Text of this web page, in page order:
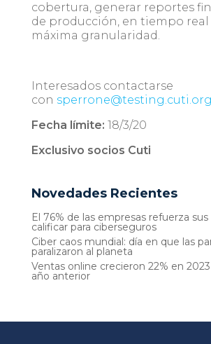
cobertura, generar reportes
de producción, en tiempo real
máxima granularidad.
Interesados contactarse
con
Fecha límite: 18/3/20
Exclusivo socios Cuti
Novedades Recientes
El 76% de las empresas refuerza
calificar para ciberseguros
Ciber caos mundial: día en que las
paralizaron al planeta
Ventas online crecieron 22% en
año anterior